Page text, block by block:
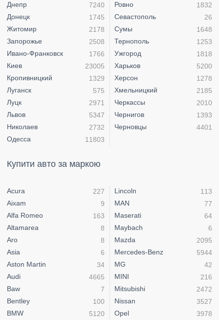
Днепр
7240
Донецк
1745
Житомир
2178
Запорожье
2508
Ивано-Франковск
1766
Киев
23005
Кропивницкий
1329
Луганск
575
Луцк
2971
Львов
5347
Николаев
2732
Одесса
11803
Ровно
1832
Севастополь
26
Сумы
1648
Тернополь
1253
Ужгород
1818
Харьков
5200
Херсон
1278
Хмельницкий
2185
Черкассы
2010
Чернигов
1393
Черновцы
4401
Купити авто за маркою
Acura
227
Aixam
9
Alfa Romeo
163
Altamarea
8
Aro
8
Asia
6
Aston Martin
34
Audi
4665
Baw
7
Bentley
100
BMW
5120
Lincoln
113
MAN
77
Maserati
64
Maybach
6
Mazda
2095
Mercedes-Benz
5944
MG
42
MINI
216
Mitsubishi
2472
Nissan
3527
Opel
3978